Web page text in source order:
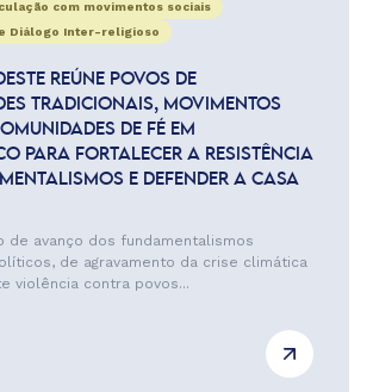
com movimentos sociais
Diálogo Inter-religioso
REÚNE POVOS DE
TRADICIONAIS, MOVIMENTOS
DE FÉ EM
PARA FORTALECER A RESISTÊNCIA
E DEFENDER A CASA
de avanço dos fundamentalismos
de agravamento da crise climática
violência contra povos...